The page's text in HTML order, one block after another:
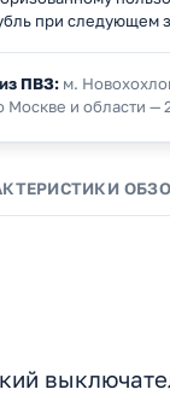
при следующем
ПВЗ:м.
Москве и области —